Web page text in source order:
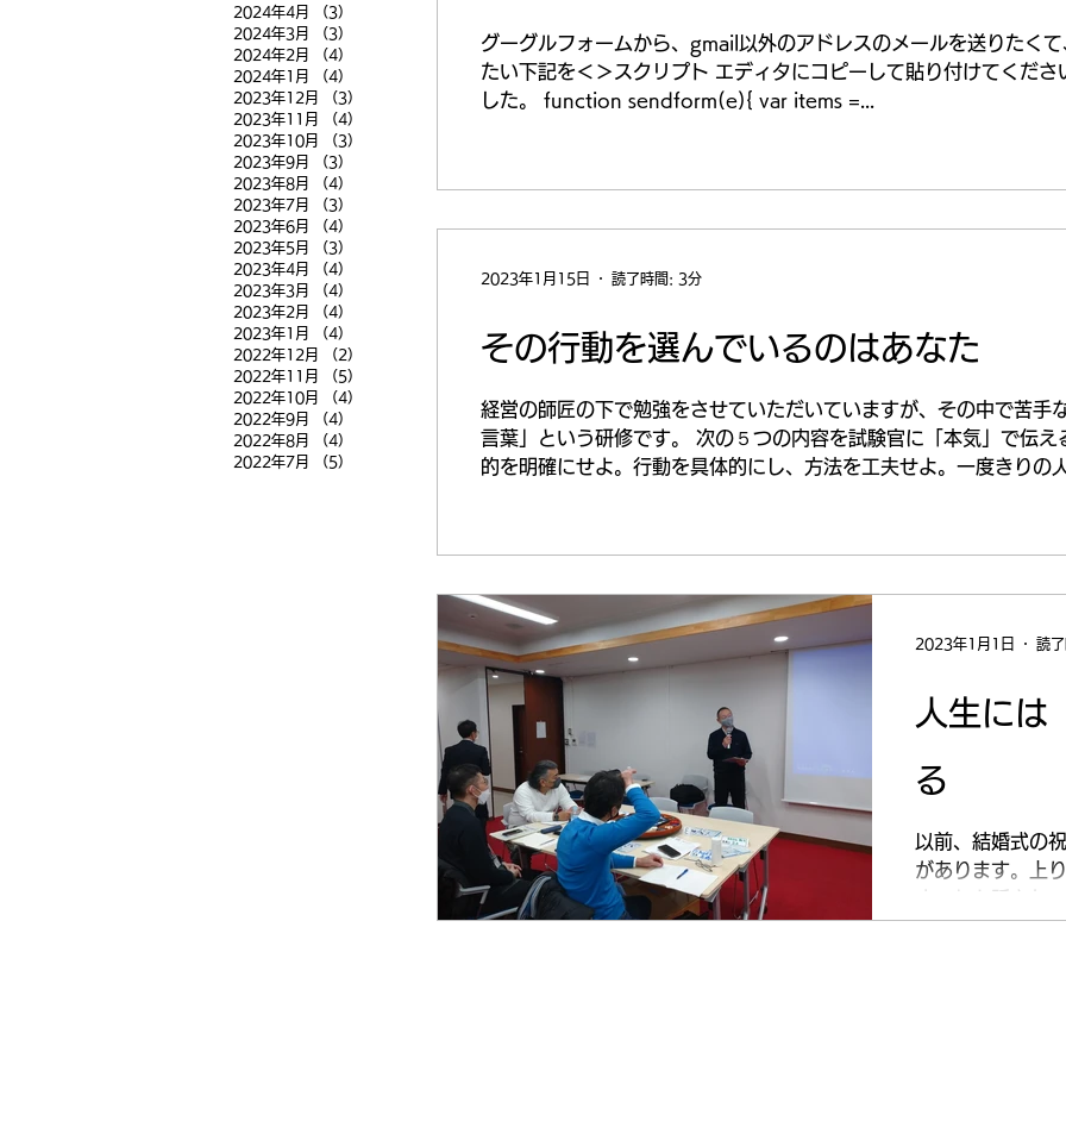
2024年4月
（3）
2024年3月
（3）
2024年2月
（4）
2024年1月
（4）
2023年12月
（3）
2023年11月
（4）
2023年10月
（3）
2023年9月
（3）
2023年8月
（4）
2023年7月
（3）
2023年6月
（4）
2023年5月
（3）
2023年4月
（4）
2023年3月
（4）
2023年2月
（4）
2023年1月
（4）
2022年12月
（2）
2022年11月
（5）
2022年10月
（4）
2022年9月
（4）
2022年8月
（4）
2022年7月
（5）
グーグルフォームから、gmail以外のアドレスのメールを送りたく
たい下記を＜＞スクリプト エディタにコピーして貼り付けてくださ
した。 function sendform(e){ var items =...
その行動を選んでいるのはあなた
経営の師匠の下で勉強をさせていただいていますが、その中で苦手
言葉」という研修です。 次の５つの内容を試験官に「本気」で伝え
的を明確にせよ。行動を具体的にし、方法を工夫せよ。一度きりの
2023年1月15日 読了時間: 3分
人生には
る
以前、結婚式の
があります。上
た。どこかで「
2023年1月1日 読